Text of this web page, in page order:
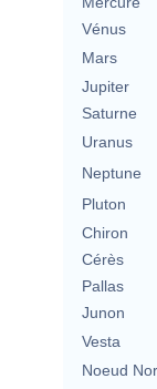
Vénus
Mars
Jupiter
Saturne
Uranus
Neptune
Pluton
Chiron
Cérès
Pallas
Junon
Vesta
Noeud